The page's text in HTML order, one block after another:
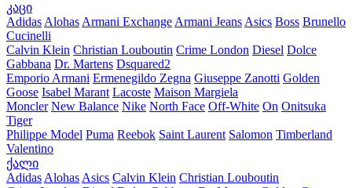
კაცი
Adidas Alohas Armani Exchange Armani Jeans Asics Boss Brunello
Cucinelli
Calvin Klein Christian Louboutin Crime London Diesel Dolce
Gabbana Dr. Martens Dsquared2
Emporio Armani Ermenegildo Zegna Giuseppe Zanotti Golden
Goose Isabel Marant Lacoste Maison Margiela
Moncler New Balance Nike North Face Off-White On Onitsuka
Tiger
Philippe Model Puma Reebok Saint Laurent Salomon Timberland
Valentino
ქალი
Adidas Alohas Asics Calvin Klein Christian Louboutin